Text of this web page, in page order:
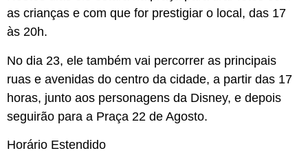
as crianças e com que for prestigiar o local, das 17
às 20h.
No dia 23, ele também vai percorrer as principais
ruas e avenidas do centro da cidade, a partir das 17
horas, junto aos personagens da Disney, e depois
seguirão para a Praça 22 de Agosto.
Horário Estendido